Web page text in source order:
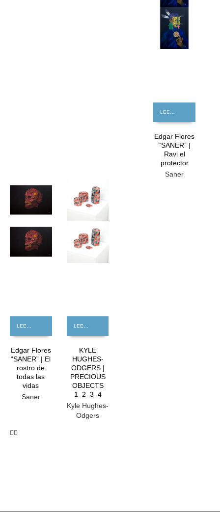
Edgar Flores
“SANER” |
Ravi el
protector
Saner
GRATIS
Edgar Flores
“SANER” | El
rostro de
todas las
vidas
Saner
GRATIS
KYLE
HUGHES-
ODGERS |
PRECIOUS
OBJECTS
1_2_3_4
Kyle Hughes-
Odgers